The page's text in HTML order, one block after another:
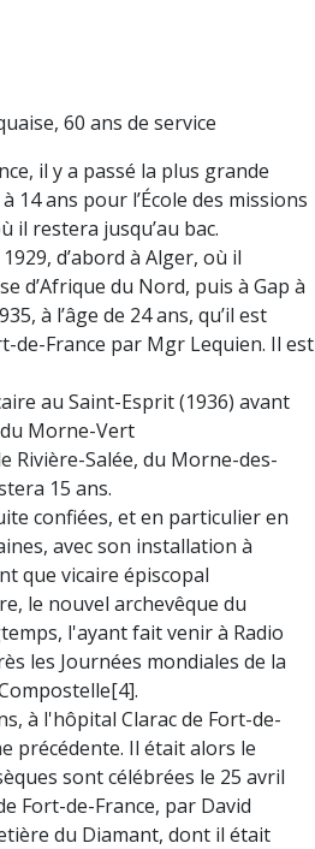
60 ans de service
il y a passé la plus grande
ans pour l’École des missions
il restera jusqu’au bac.
d’abord à Alger, où il
d’Afrique du Nord, puis à Gap à
à l’âge de 24 ans, qu’il est
de-France par Mgr Lequien. Il est
au Saint-Esprit (1936) avant
Morne-Vert
Rivière-Salée, du Morne-des-
15 ans.
confiées, et en particulier en
avec son installation à
que vicaire épiscopal
le nouvel archevêque du
l'ayant fait venir à Radio
les Journées mondiales de la
à l'hôpital Clarac de Fort-de-
précédente. Il était alors le
sont célébrées le 25 avril
Fort-de-France, par David
du Diamant, dont il était